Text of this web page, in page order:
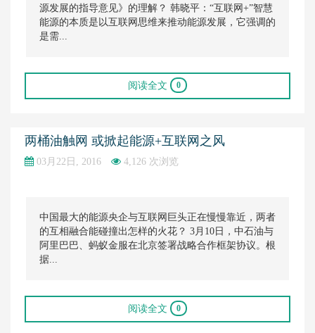
源发展的指导意见》的理解？ 韩晓平：“互联网+”智慧
能源的本质是以互联网思维来推动能源发展，它强调的
是需...
阅读全文 0
两桶油触网 或掀起能源+互联网之风
03月22日, 2016 4,126 次浏览
中国最大的能源央企与互联网巨头正在慢慢靠近，两者
的互相融合能碰撞出怎样的火花？ 3月10日，中石油与
阿里巴巴、蚂蚁金服在北京签署战略合作框架协议。根
据...
阅读全文 0